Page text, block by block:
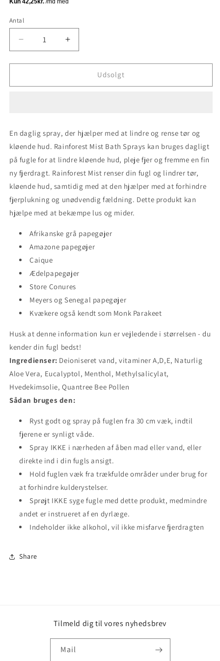
Antal
Antal
Reducer
antallet
for
Spray
Øg
antallet
for
Regnskovs
Spray
Udsolgt
En daglig spray, der hjælper med at lindre og rense tør og
kløende hud. Rainforest Mist Bath Sprays kan bruges dagligt
på fugle for at lindre kløende hud, pleje fjer og fremme en fin
ny fjerdragt. Rainforest Mist renser din fugl og lindrer tør,
kløende hud, samtidig med at den hjælper med at forhindre
fjerplukning og unødvendig fældning. Dette produkt kan
hjælpe med at bekæmpe lus og mider.
Afrikanske grå papegøjer
Amazone papegøjer
Caique
Ædelpapegøjer
Store Conures
Meyers og Senegal papegøjer
Kvækere også kendt som Monk Parakeet
Husk at denne information kun er vejledende i størrelsen - du
kender din fugl bedst!
Ingredienser: Deioniseret vand, vitaminer A,D,E, Naturlig
Aloe Vera, Eucalyptol, Menthol, Methylsalicylat,
Hvedekimsolie, Quantree Bee Pollen
Sådan bruges den:
Ryst godt og spray på fuglen fra 30 cm væk, indtil
fjerene er synligt våde.
Spray IKKE i nærheden af ​​åben mad eller vand, eller
direkte ind i din fugls ansigt.
Hold fuglen væk fra trækfulde områder under brug for
at forhindre kulderystelser.
Sprøjt IKKE syge fugle med dette produkt, medmindre
andet er instrueret af en dyrlæge.
Indeholder ikke alkohol, vil ikke misfarve fjerdragten
Share
Tilmeld dig til vores nyhedsbrev
Mail